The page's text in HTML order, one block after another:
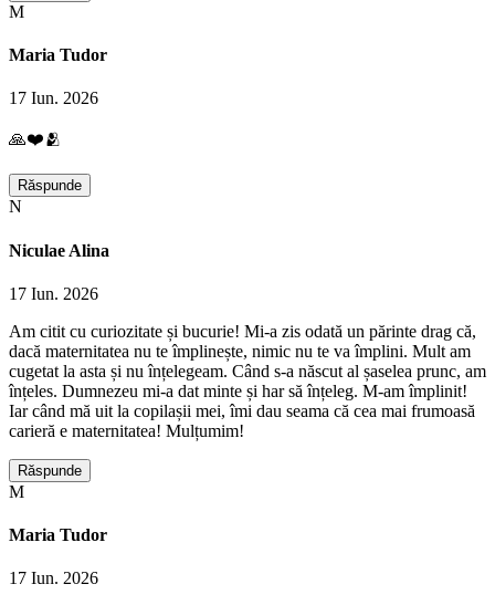
M
Maria Tudor
17 Iun. 2026
🙏❤️🫂
Răspunde
N
Niculae Alina
17 Iun. 2026
Am citit cu curiozitate și bucurie! Mi-a zis odată un părinte drag că,
dacă maternitatea nu te împlinește, nimic nu te va împlini. Mult am
cugetat la asta și nu înțelegeam. Când s-a născut al șaselea prunc, am
înțeles. Dumnezeu mi-a dat minte și har să înțeleg. M-am împlinit!
Iar când mă uit la copilașii mei, îmi dau seama că cea mai frumoasă
carieră e maternitatea! Mulțumim!
Răspunde
M
Maria Tudor
17 Iun. 2026